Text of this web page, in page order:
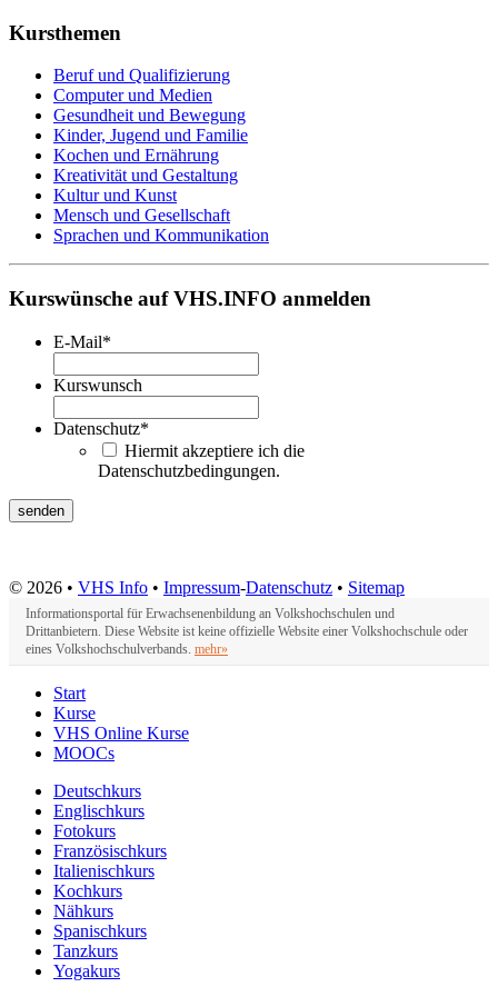
Kursthemen
Beruf und Qualifizierung
Computer und Medien
Gesundheit und Bewegung
Kinder, Jugend und Familie
Kochen und Ernährung
Kreativität und Gestaltung
Kultur und Kunst
Mensch und Gesellschaft
Sprachen und Kommunikation
Kurswünsche auf VHS.INFO anmelden
E-Mail*
Kurswunsch
Datenschutz*
Hiermit akzeptiere ich die
Datenschutzbedingungen.
© 2026 • VHS Info • Impressum-Datenschutz • Sitemap
Informationsportal für Erwachsenenbildung an Volkshochschulen und
Drittanbietern. Diese Website ist keine offizielle Website einer Volkshochschule oder
eines Volkshochschulverbands. mehr»
Start
Kurse
VHS Online Kurse
MOOCs
Deutschkurs
Englischkurs
Fotokurs
Französischkurs
Italienischkurs
Kochkurs
Nähkurs
Spanischkurs
Tanzkurs
Yogakurs